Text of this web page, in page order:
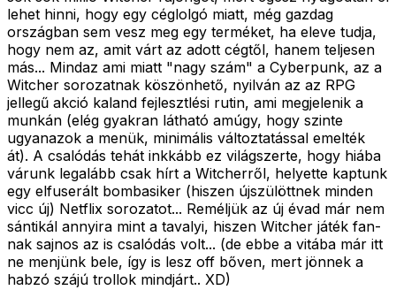
lehet hinni, hogy egy céglolgó miatt, még gazdag
országban sem vesz meg egy terméket, ha eleve tudja,
hogy nem az, amit várt az adott cégtől, hanem teljesen
más... Mindaz ami miatt "nagy szám" a Cyberpunk, az a
Witcher sorozatnak köszönhető, nyilván az az RPG
jellegű akció kaland fejlesztlési rutin, ami megjelenik a
munkán (elég gyakran látható amúgy, hogy szinte
ugyanazok a menük, minimális változtatással emelték
át). A csalódás tehát inkkább ez világszerte, hogy hiába
várunk legalább csak hírt a Witcherről, helyette kaptunk
egy elfuserált bombasiker (hiszen újszülöttnek minden
vicc új) Netflix sorozatot... Reméljük az új évad már nem
sántikál annyira mint a tavalyi, hiszen Witcher játék fan-
nak sajnos az is csalódás volt... (de ebbe a vitába már itt
ne menjünk bele, így is lesz off bőven, mert jönnek a
habzó szájú trollok mindjárt.. XD)